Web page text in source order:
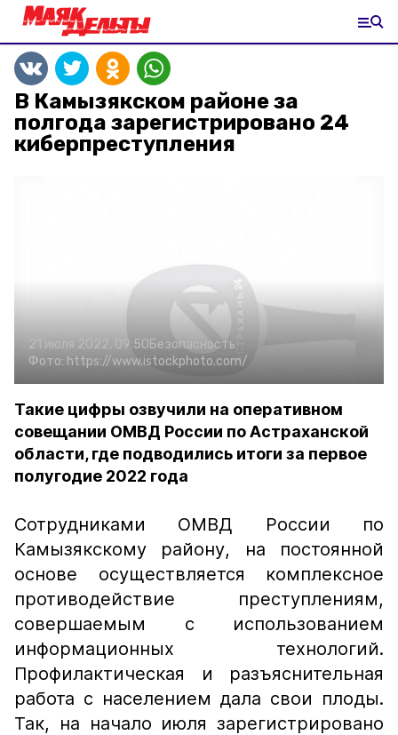
В Камызякском районе за
полгода зарегистрировано 24
киберпреступления
21 июля 2022, 09:50Безопасность
Фото: https://www.istockphoto.com/
Такие цифры озвучили на оперативном
совещании ОМВД России по Астраханской
области, где подводились итоги за первое
полугодие 2022 года
Сотрудниками ОМВД России по
Камызякскому району, на постоянной
основе осуществляется комплексное
противодействие преступлениям,
совершаемым с использованием
информационных технологий.
Профилактическая и разъяснительная
работа с населением дала свои плоды.
Так, на начало июля зарегистрировано